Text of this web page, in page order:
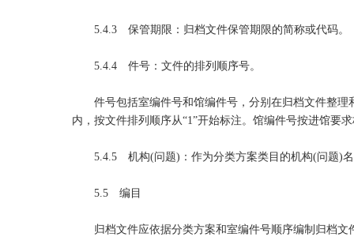
5.4.3 保管期限：归档文件保管期限的简称或代码。
5.4.4 件号：文件的排列顺序号。
件号包括室编件号和馆编件号，分别在归档文件整理
内，按文件排列顺序从“1”开始标注。馆编件号按进馆要
5.4.5 机构(问题)：作为分类方案类目的机构(问题)名
5.5 编目
归档文件应依据分类方案和室编件号顺序编制归档文